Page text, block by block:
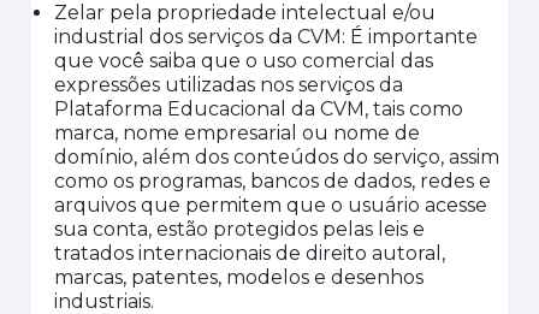
Zelar pela propriedade intelectual e/ou
industrial dos serviços da CVM: É importante
que você saiba que o uso comercial das
expressões utilizadas nos serviços da
Plataforma Educacional da CVM, tais como
marca, nome empresarial ou nome de
domínio, além dos conteúdos do serviço, assim
como os programas, bancos de dados, redes e
arquivos que permitem que o usuário acesse
sua conta, estão protegidos pelas leis e
tratados internacionais de direito autoral,
marcas, patentes, modelos e desenhos
industriais.